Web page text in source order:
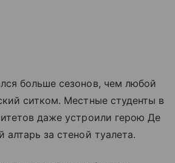
больше сезонов, чем любой
ситком. Местные студенты в
даже устроили герою Де
за стеной туалета.